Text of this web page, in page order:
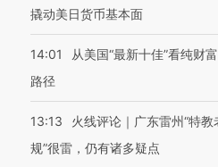
撬动美日货币基本面
14:01
从美国“最新十佳”看纯财
路径
13:13
火线评论｜广东雷州“特教
规”很雷，仍有诸多疑点